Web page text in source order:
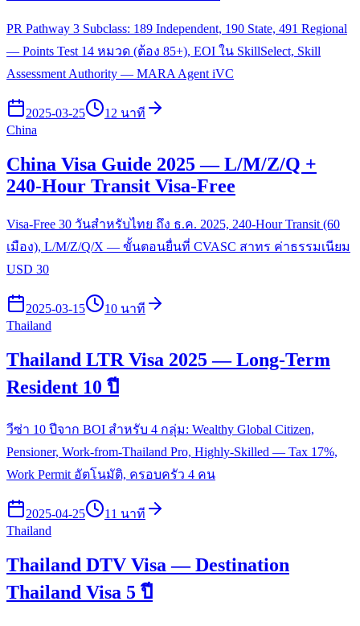
PR Pathway 3 Subclass: 189 Independent, 190 State, 491 Regional
— Points Test 14 หมวด (ต้อง 85+), EOI ใน SkillSelect, Skill
Assessment Authority — MARA Agent iVC
2025-03-25
12 นาที
China
China Visa Guide 2025 — L/M/Z/Q +
240-Hour Transit Visa-Free
Visa-Free 30 วันสำหรับไทย ถึง ธ.ค. 2025, 240-Hour Transit (60
เมือง), L/M/Z/Q/X — ขั้นตอนยื่นที่ CVASC สาทร ค่าธรรมเนียม
USD 30
2025-03-15
10 นาที
Thailand
Thailand LTR Visa 2025 — Long-Term
Resident 10 ปี
วีซ่า 10 ปีจาก BOI สำหรับ 4 กลุ่ม: Wealthy Global Citizen,
Pensioner, Work-from-Thailand Pro, Highly-Skilled — Tax 17%,
Work Permit อัตโนมัติ, ครอบครัว 4 คน
2025-04-25
11 นาที
Thailand
Thailand DTV Visa — Destination
Thailand Visa 5 ปี